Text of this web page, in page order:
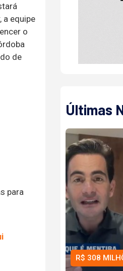
a equipe
o
de
para
Últimas
R$ 308